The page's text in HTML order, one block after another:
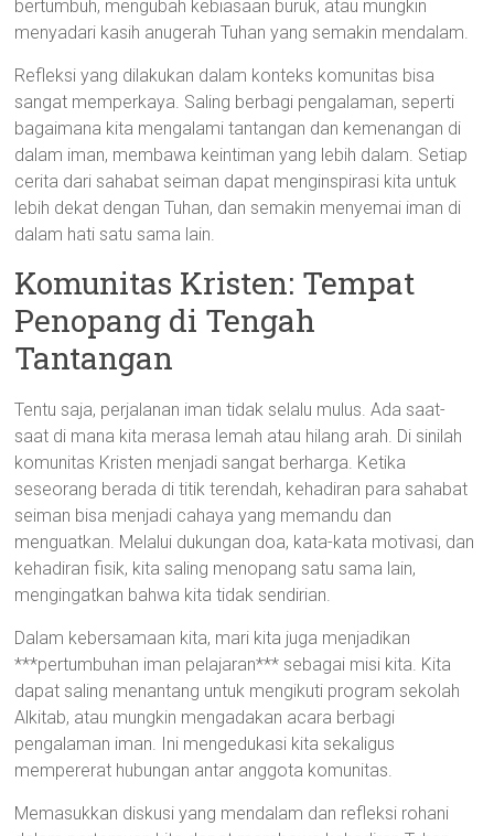
bertumbuh, mengubah kebiasaan buruk, atau mungkin
menyadari kasih anugerah Tuhan yang semakin mendalam.
Refleksi yang dilakukan dalam konteks komunitas bisa
sangat memperkaya. Saling berbagi pengalaman, seperti
bagaimana kita mengalami tantangan dan kemenangan di
dalam iman, membawa keintiman yang lebih dalam. Setiap
cerita dari sahabat seiman dapat menginspirasi kita untuk
lebih dekat dengan Tuhan, dan semakin menyemai iman di
dalam hati satu sama lain.
Komunitas Kristen: Tempat
Penopang di Tengah
Tantangan
Tentu saja, perjalanan iman tidak selalu mulus. Ada saat-
saat di mana kita merasa lemah atau hilang arah. Di sinilah
komunitas Kristen menjadi sangat berharga. Ketika
seseorang berada di titik terendah, kehadiran para sahabat
seiman bisa menjadi cahaya yang memandu dan
menguatkan. Melalui dukungan doa, kata-kata motivasi, dan
kehadiran fisik, kita saling menopang satu sama lain,
mengingatkan bahwa kita tidak sendirian.
Dalam kebersamaan kita, mari kita juga menjadikan
***pertumbuhan iman pelajaran*** sebagai misi kita. Kita
dapat saling menantang untuk mengikuti program sekolah
Alkitab, atau mungkin mengadakan acara berbagi
pengalaman iman. Ini mengedukasi kita sekaligus
mempererat hubungan antar anggota komunitas.
Memasukkan diskusi yang mendalam dan refleksi rohani